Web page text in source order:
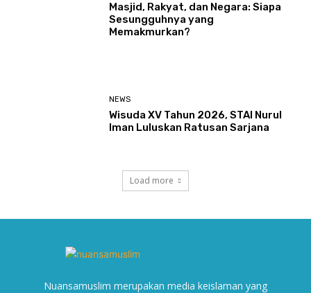
Masjid, Rakyat, dan Negara: Siapa
Sesungguhnya yang
Memakmurkan?
NEWS
Wisuda XV Tahun 2026, STAI Nurul
Iman Luluskan Ratusan Sarjana
Load more
Nuansamuslim merupakan media keislaman yang